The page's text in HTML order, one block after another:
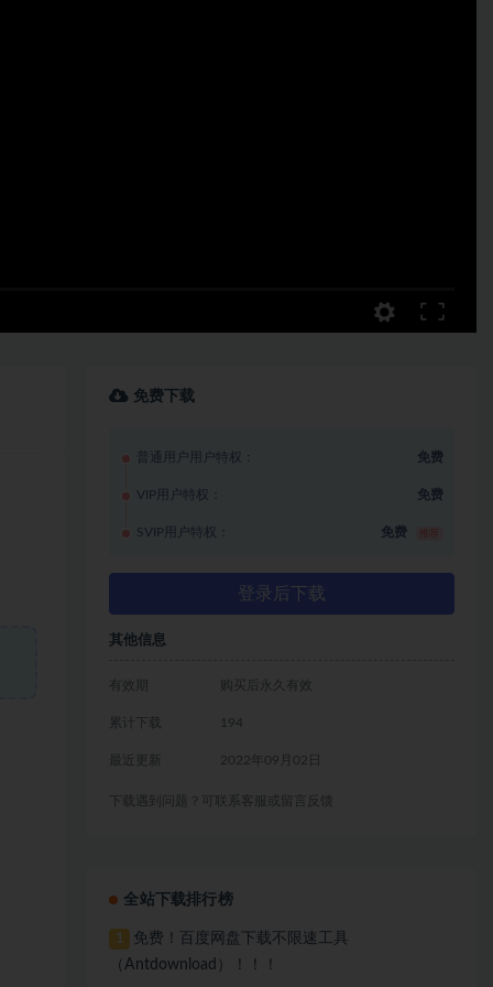
免费下载
普通用户用户特权： 免费
VIP用户特权： 免费
SVIP用户特权： 免费
登录后下载
其他信息
有效期 购买后永久有效
累计下载 194
最近更新 2022年09月02日
下载遇到问题？可联系客服或留言反馈
全站下载排行榜
1
免费！百度网盘下载不限速工具
（Antdownload）！！！